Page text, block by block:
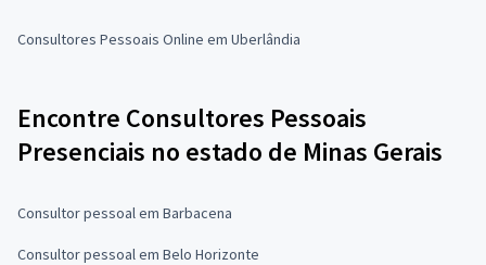
Consultores Pessoais Online em Uberlândia
Encontre Consultores Pessoais
Presenciais no estado de Minas Gerais
Consultor pessoal em Barbacena
Consultor pessoal em Belo Horizonte